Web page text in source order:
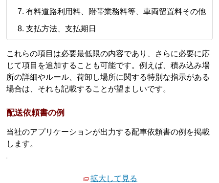
有料道路利用料、附帯業務料等、車両留置料その他
支払方法、支払期日
これらの項目は必要最低限の内容であり、さらに必要に応
じて項目を追加することも可能です。例えば、積み込み場
所の詳細やルール、荷卸し場所に関する特別な指示がある
場合は、それも記載することが望ましいです。
配送依頼書の例
当社のアプリケーションが出力する配車依頼書の例を掲載
します。
拡大して見る